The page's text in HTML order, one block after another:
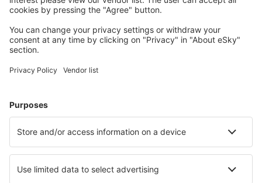
Cele mai căutate hoteluri de către utilizatorii eSky
Hoteluri în Franţa - Orașe populare
Hoteluri în Frejus
Hoteluri în Ajaccio Hoteluri în Trouville-sur-Mer
Hoteluri în Perros-Guirec Hoteluri în Rouen